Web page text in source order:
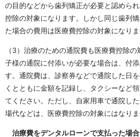
の目的などから歯列矯正が必要と認めら
控除の対象になります。しかし同じ歯列
た場合の費用は医療費控除の対象になりま
（3）治療のための通院費も医療費控除
子様の通院に付添いが必要な場合は、付
す。通院費は、診察券などで通院した日
くとともに金額を記録し、タクシーなど
てください。ただし、自家用車で通院し
場代などは、医療費控除の対象にはなりま
治療費をデンタルローンで支払った場